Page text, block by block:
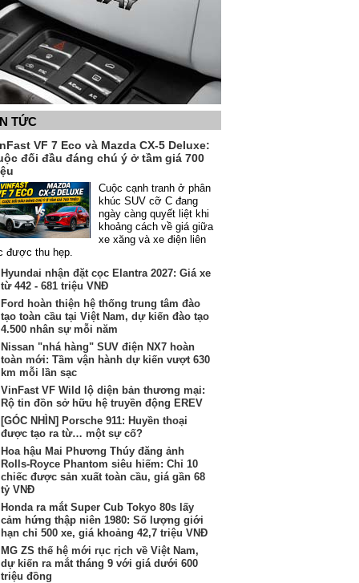
TỨC
VF 7 Eco và Mazda CX-5 Deluxe:
đối đầu đáng chú ý ở tầm giá 700
Cuộc cạnh tranh ở phân
khúc SUV cỡ C đang
ngày càng quyết liệt khi
khoảng cách về giá giữa
xe xăng và xe điện liên
được thu hẹp.
Hyundai nhận đặt cọc Elantra 2027: Giá xe
từ 442 - 681 triệu VNĐ
Ford hoàn thiện hệ thống trung tâm đào
tạo toàn cầu tại Việt Nam, dự kiến đào tạo
4.500 nhân sự mỗi năm
Nissan "nhá hàng" SUV điện NX7 hoàn
toàn mới: Tầm vận hành dự kiến vượt 630
km mỗi lần sạc
VinFast VF Wild lộ diện bản thương mại:
Rộ tin đồn sở hữu hệ truyền động EREV
[GÓC NHÌN] Porsche 911: Huyền thoại
được tạo ra từ… một sự cố?
Hoa hậu Mai Phương Thúy đăng ảnh
Rolls-Royce Phantom siêu hiếm: Chỉ 10
chiếc được sản xuất toàn cầu, giá gần 68
tỷ VNĐ
Honda ra mắt Super Cub Tokyo 80s lấy
cảm hứng thập niên 1980: Số lượng giới
hạn chỉ 500 xe, giá khoảng 42,7 triệu VNĐ
MG ZS thế hệ mới rục rịch về Việt Nam,
dự kiến ra mắt tháng 9 với giá dưới 600
triệu đồng